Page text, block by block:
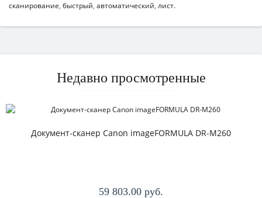
сканирование, быстрый, автоматический, лист.
Недавно просмотренные
Документ-сканер Canon imageFORMULA DR-M260
59 803.00 руб.